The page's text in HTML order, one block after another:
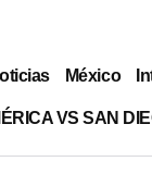
México
VS SAN